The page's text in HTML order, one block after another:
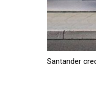
Santander